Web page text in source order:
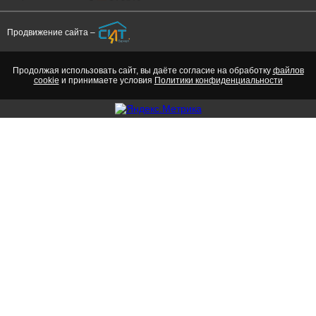
Адрес местонахождения юридического лица:
ФИО, руководителя Мацкевич
Продвижение сайта –
Продолжая использовать сайт, вы даёте согласие на обработку файлов
cookie и принимаете условия Политики конфиденциальности